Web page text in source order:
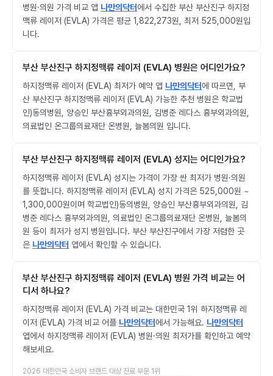
병원·의원 가격 비교 앱 나만의닥터에서 수집한 부산 부산진구 하지정
맥류 레이저 (EVLA) 가격은 평균 1,822,273원, 최저 525,000원입
니다.
부산 부산진구 하지정맥류 레이저 (EVLA) 병원은 어디인가요?
하지정맥류 레이저 (EVLA) 최저가 예약 앱 나만의닥터에 따르면, 부
산 부산진구 하지정맥류 레이저 (EVLA) 가능한 추천 병원은 학교법
인)동의병원, 양승인 부산흉부외과의원, 김병준 레다스 흉부외과의원,
의료법인 온그룹의료재단 온병원, 늘봄의원 입니다.
부산 부산진구 하지정맥류 레이저 (EVLA) 성지는 어디인가요?
하지정맥류 레이저 (EVLA) 성지는 가격이 가장 싼 최저가 병원·의원
를 뜻합니다. 하지정맥류 레이저 (EVLA) 성지 가격은 525,000원 ~
1,300,000원이며 학교법인)동의병원, 양승인 부산흉부외과의원, 김
병준 레다스 흉부외과의원, 의료법인 온그룹의료재단 온병원, 늘봄의
원 등이 최저가 성지 병원입니다. 부산 부산진구에서 가장 저렴한 곳
은 나만의닥터 앱에서 확인할 수 있습니다.
부산 부산진구 하지정맥류 레이저 (EVLA) 병원 가격 비교는 어
디서 하나요?
하지정맥류 레이저 (EVLA) 가격 비교는 대한민국 1위 하지정맥류 레
이저 (EVLA) 가격 비교 어플 나만의닥터에서 가능해요. 나만의닥터
앱에서 하지정맥류 레이저 (EVLA) 병원·의원 최저가를 확인하고 예약
해보세요.
2026 대한민국 소비자 브랜드 대상 진료 부문 1위